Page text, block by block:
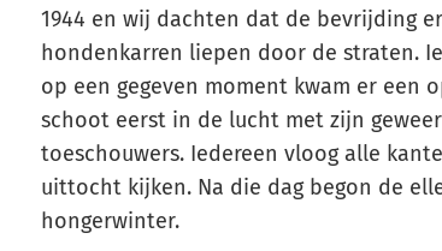
1944 en wij dachten dat de bevrijding
hondenkarren liepen door de straten.
op een gegeven moment kwam er een
schoot eerst in de lucht met zijn
toeschouwers. Iedereen vloog alle
uittocht kijken. Na die dag begon de
hongerwinter.